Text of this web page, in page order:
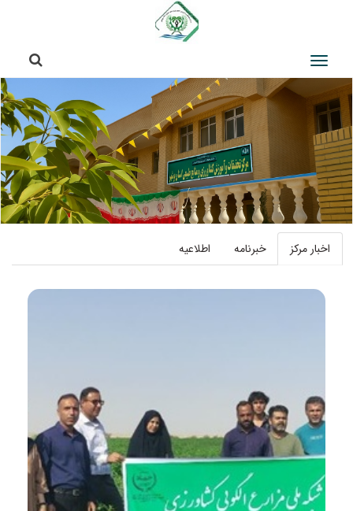
اخبار مرکز خبر‌‌نامه‌ اطلاعیه